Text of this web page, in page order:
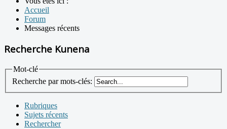
Accueil
Forum
Messages récents
Recherche Kunena
Mot-clé
Recherche par mots-clés:
Rubriques
Sujets récents
Rechercher